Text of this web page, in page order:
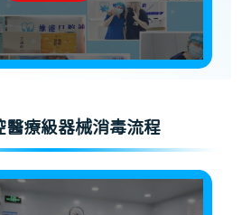
醫療級器械消毒流程